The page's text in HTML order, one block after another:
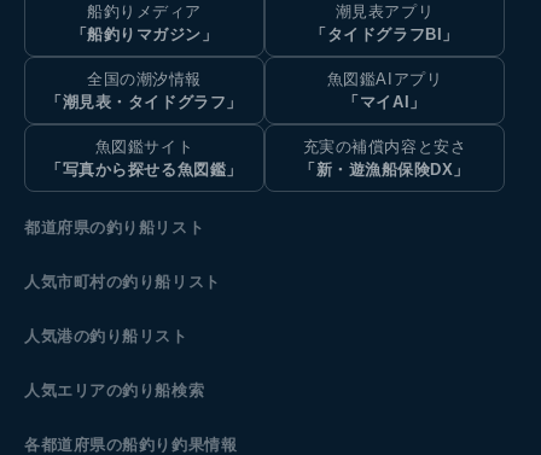
船釣りメディア
「船釣りマガジン」
潮見表アプリ
「タイドグラフBI」
全国の潮汐情報
「潮見表・タイドグラフ」
魚図鑑AIアプリ
「マイAI」
魚図鑑サイト
「写真から探せる魚図鑑」
充実の補償内容と安さ
「新・遊漁船保険DX」
都道府県の釣り船リスト
人気市町村の釣り船リスト
人気港の釣り船リスト
人気エリアの釣り船検索
各都道府県の船釣り釣果情報